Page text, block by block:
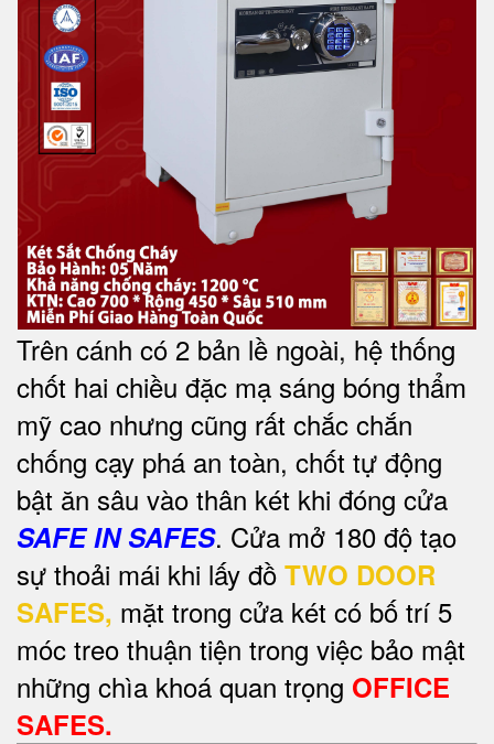
Trên cánh có 2 bản lề ngoài, hệ thống
chốt hai chiều đặc mạ sáng bóng thẩm
mỹ cao nhưng cũng rất chắc chắn
chống cạy phá an toàn, chốt tự động
bật ăn sâu vào thân két khi đóng cửa
SAFE IN SAFES. Cửa mở 180 độ tạo
sự thoải mái khi lấy đồ TWO DOOR
SAFES, mặt trong cửa két có bố trí 5
móc treo thuận tiện trong việc bảo mật
những chìa khoá quan trọng OFFICE
SAFES.